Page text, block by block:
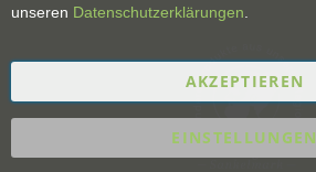
unseren Datenschutzerklärungen
AKZEPTIEREN
EINSTELLUNGEN